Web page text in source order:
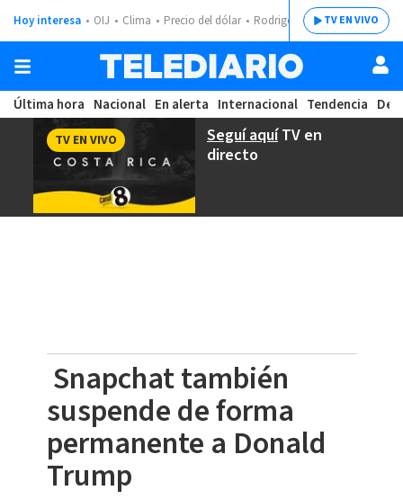
Hoy interesa OIJ Clima Precio del dólar Rodrigo ChavesTV EN VIVO
Última hora Nacional En alerta Internacional Tendencia
Seguí aquíTV en
directo
TV EN VIVO
Snapchat también
suspende de forma
permanente a Donald
Trump